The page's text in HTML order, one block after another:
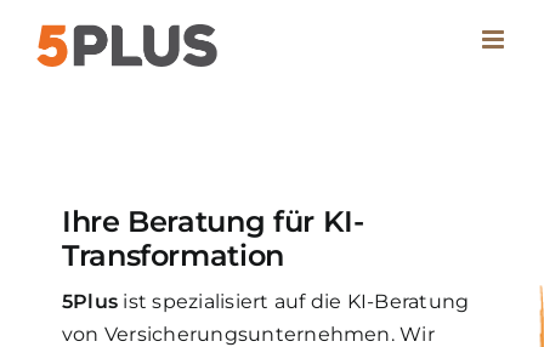
Ihre Beratung für KI-
Transformation
5Plus ist spezialisiert auf die KI-Beratung
von Versicherungsunternehmen. Wir